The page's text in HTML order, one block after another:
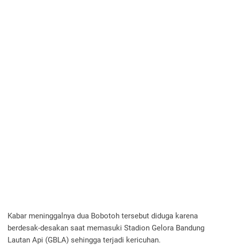
Kabar meninggalnya dua Bobotoh tersebut diduga karena
berdesak-desakan saat memasuki Stadion Gelora Bandung
Lautan Api (GBLA) sehingga terjadi kericuhan.